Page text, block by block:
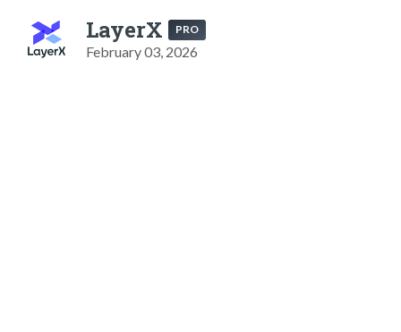
LayerX PRO
February 03, 2026